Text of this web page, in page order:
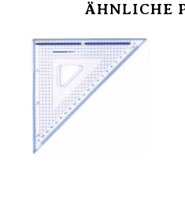
ÄHNLICHE